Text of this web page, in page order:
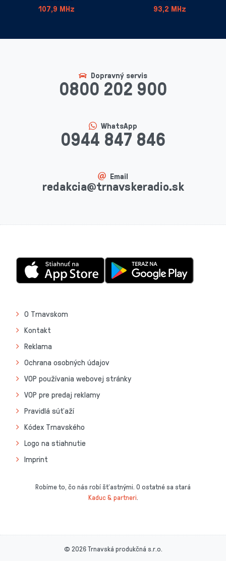
107,9 MHz
93,2 MHz
Dopravný servis
0800 202 900
WhatsApp
0944 847 846
Email
redakcia@trnavskeradio.sk
O Trnavskom
Kontakt
Reklama
Ochrana osobných údajov
VOP používania webovej stránky
VOP pre predaj reklamy
Pravidlá súťaží
Kódex Trnavského
Logo na stiahnutie
Imprint
Robíme to, čo nás robí šťastnými. O ostatné sa stará
Kaduc & partneri.
© 2026 Trnavská produkčná s.r.o.